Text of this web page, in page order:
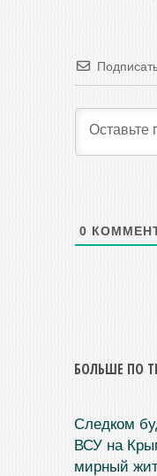
0
БОЛЬШЕ ПО
Следком
ВСУ на
мирный